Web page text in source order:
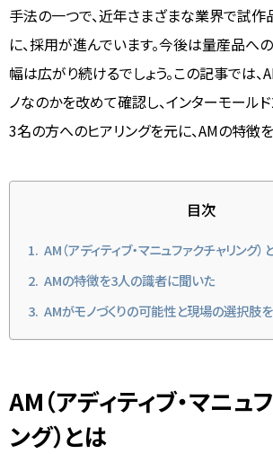
手法の一つで、近年さまざまな業界で試
に、採用が進んでいます。今後は量産品へ
幅は広がり続けるでしょう。この記事では、
ノなのかを改めて確認し、インターモール
3名の方へのヒアリングを元に、AMの特徴
目次
AM（アディティブ・マニュファクチャリング）
AMの特徴を3人の識者に聞いた
AMがモノづくりの可能性と現場の選択肢
AM（アディティブ・マニュ
ング）とは